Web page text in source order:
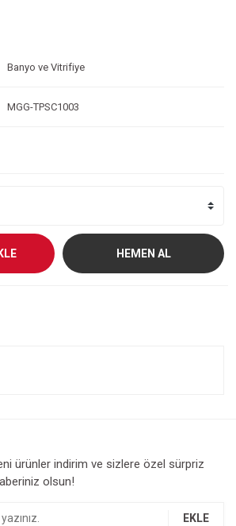
Banyo ve Vitrifiye
MGG-TPSC1003
HEMEN AL
ürünler indirim ve sizlere özel sürpriz
olsun!
EKLE